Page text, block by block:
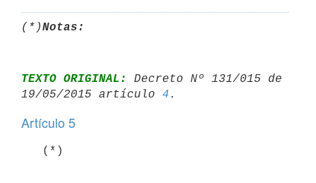
(*)Notas:
TEXTO ORIGINAL:
Decreto Nº 131/015 de
19/05/2015 artículo 4
Artículo 5
   (*)